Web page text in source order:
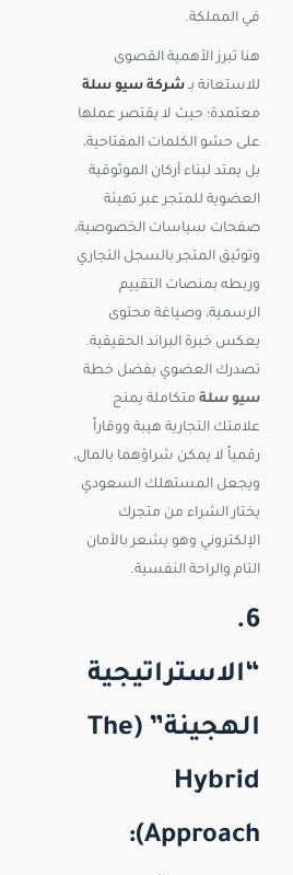
في المملكة.
هنا تبرز الأهمية القصوى
للاستعانة بـ شركة سيو سلة
معتمدة؛ حيث لا يقتصر عملها
على حشو الكلمات المفتاحية،
بل يمتد لبناء أركان الموثوقية
العضوية للمتجر عبر تهيئة
صفحات سياسات الخصوصية،
وتوثيق المتجر بالسجل التجاري
وربطه بمنصات التقييم
الرسمية، وصياغة محتوى
يعكس خبرة البراند الحقيقية.
تصدرك العضوي بفضل خطة
سيو سلة متكاملة يمنح
علامتك التجارية هيبة ووقاراً
رقمياً لا يمكن شراؤهما بالمال،
ويجعل المستهلك السعودي
يختار الشراء من متجرك
الإلكتروني وهو يشعر بالأمان
التام والراحة النفسية.
6.
“الاستراتيجية
الهجينة” (The
Hybrid
Approach):